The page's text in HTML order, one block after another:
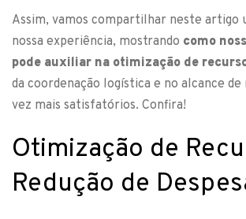
Assim, vamos compartilhar neste artigo
nossa experiência, mostrando como
pode auxiliar na otimização de
da coordenação logística e no alcance de
vez mais satisfatórios. Confira!
Otimização de
Redução de